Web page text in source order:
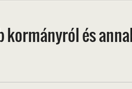
kormányról és